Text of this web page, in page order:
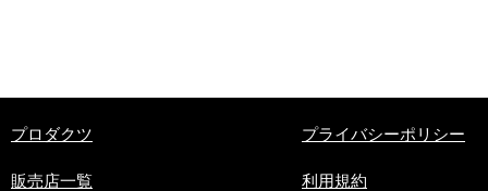
​プロダクツ
販売店一覧
プライバシーポリシー
利用規約